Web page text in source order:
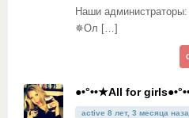
Наши администраторы:
✵Ол […]
●•°••★All for
active 8 лет, 3 месяца